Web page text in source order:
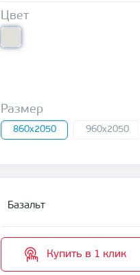
Цвет
Размер
860x2050 960x2050
Базальт
Купить в 1 клик